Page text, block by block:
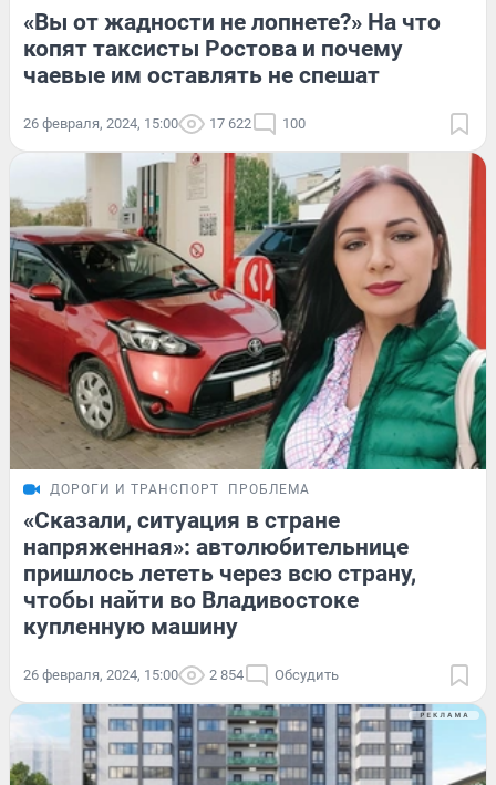
«Вы от жадности не лопнете?» На что
копят таксисты Ростова и почему
чаевые им оставлять не спешат
26 февраля, 2024, 15:00 17 622 100
ДОРОГИ И ТРАНСПОРТ ПРОБЛЕМА
«Сказали, ситуация в стране
напряженная»: автолюбительнице
пришлось лететь через всю страну,
чтобы найти во Владивостоке
купленную машину
26 февраля, 2024, 15:00 2 854 Обсудить